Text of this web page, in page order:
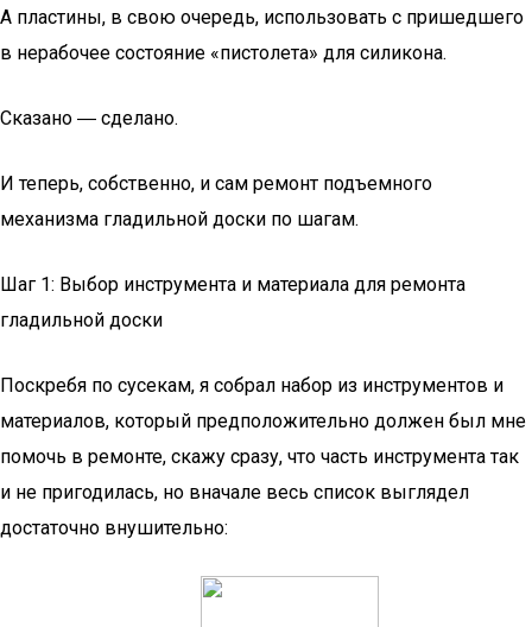
А пластины, в свою очередь, использовать с пришедшего
в нерабочее состояние «пистолета» для силикона.
Сказано ― сделано.
И теперь, собственно, и сам ремонт подъемного
механизма гладильной доски по шагам.
Шаг 1: Выбор инструмента и материала для ремонта
гладильной доски
Поскребя по сусекам, я собрал набор из инструментов и
материалов, который предположительно должен был мне
помочь в ремонте, скажу сразу, что часть инструмента так
и не пригодилась, но вначале весь список выглядел
достаточно внушительно: